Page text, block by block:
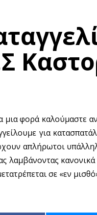
μια φορά καλούμαστε
για
απλήρωτοι
λαμβάνοντας
σε «εν